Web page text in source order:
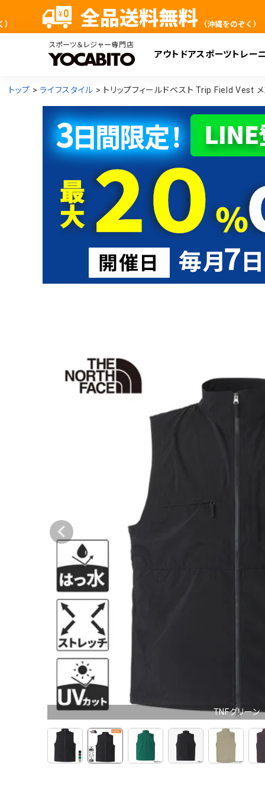
アウトドアスポーツ トレー
検
トップ ライフスタイル トリップフィールドベスト Trip Field Vest
TNFグリーン